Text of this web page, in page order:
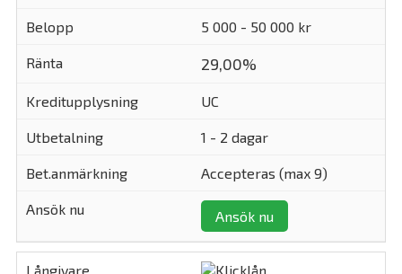
5 000 - 50 000 kr
29,00%
UC
1 - 2 dagar
Accepteras (max 9)
Ansök nu